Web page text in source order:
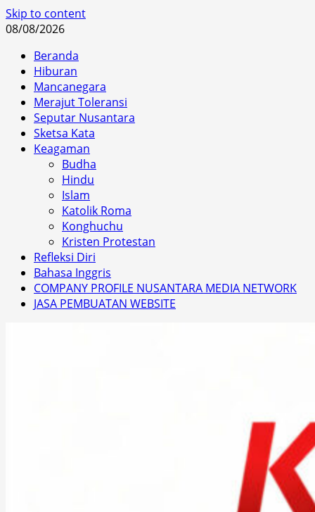
Skip to content
08/08/2026
Beranda
Hiburan
Mancanegara
Merajut Toleransi
Seputar Nusantara
Sketsa Kata
Keagaman
Budha
Hindu
Islam
Katolik Roma
Konghuchu
Kristen Protestan
Refleksi Diri
Bahasa Inggris
COMPANY PROFILE NUSANTARA MEDIA NETWORK
JASA PEMBUATAN WEBSITE